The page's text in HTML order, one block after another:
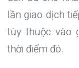
lần giao dịch
tùy thuộc vào
thời điểm đó.